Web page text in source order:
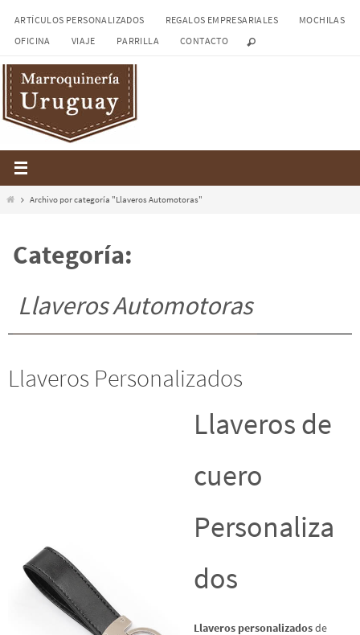
ARTÍCULOS PERSONALIZADOS REGALOS EMPRESARIALES
MOCHILAS
OFICINA
VIAJE PARRILLA CONTACTO
InicioArchivo por categoría "Llaveros Automotoras"
Categoría:
Llaveros Automotoras
Llaveros Personalizados
Llaveros de
cuero
Personaliza
dos
Llaveros personalizadosde